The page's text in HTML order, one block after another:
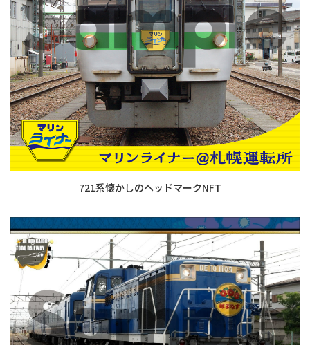
721系懐かしのヘッドマークNFT